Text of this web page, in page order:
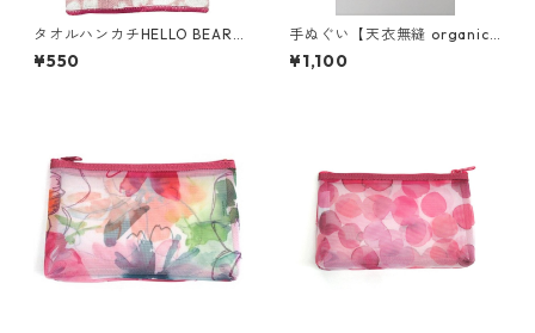
タオルハンカチHELLO BEAR
サクラ
¥550
手ぬぐい【天衣無縫 organic
s】 桜-SAKURA- TENUGUI 染
井吉野 チーフ 東北コットン
¥1,100